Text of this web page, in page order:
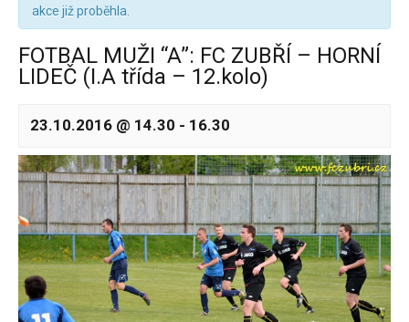
akce již proběhla.
FOTBAL MUŽI “A”: FC ZUBŘÍ – HORNÍ
LIDEČ (I.A třída – 12.kolo)
23.10.2016 @ 14.30 - 16.30